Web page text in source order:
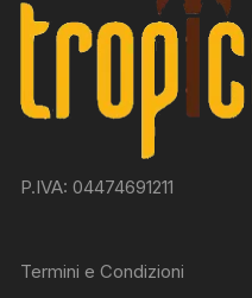
P.IVA: 04474691211
Termini e Condizioni